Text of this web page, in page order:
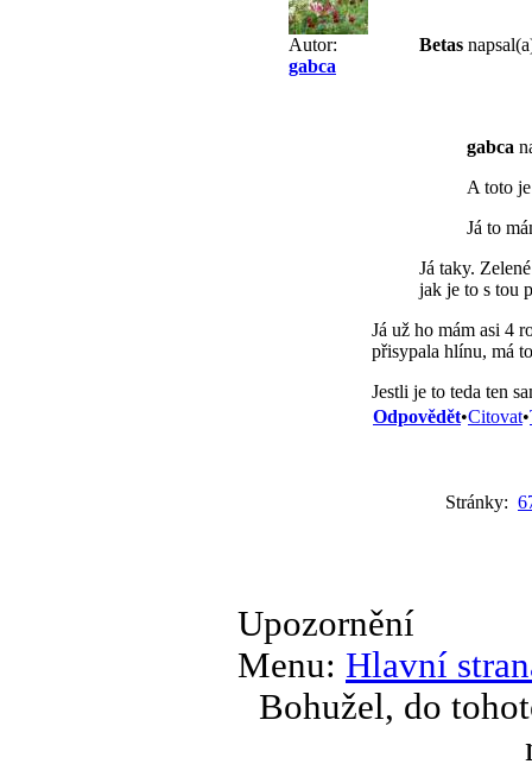
Autor:
gabca
Betas
gabca
A toto
Já to
Já taky.
jak je to s tou
Já už ho mám asi 4
přisypala hlínu, má
Jestli je to teda ten
Odpovědět•Citovat•
Stránky: 6
Upozornění
Menu: Hlavní
Bohužel, do